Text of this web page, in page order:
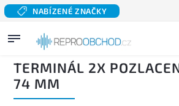
NABÍZENÉ ZNAČKY
Domů/ Příslušenství/Konektory a terminály
banánek 74 mm
TERMINÁL 2X
74 MM